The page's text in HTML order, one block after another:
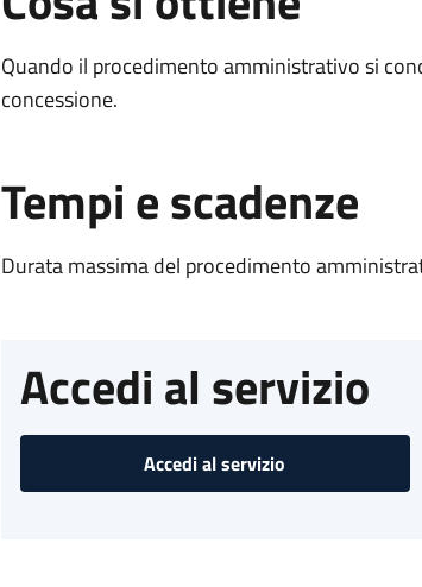
Quando il procedimento amministrativo si
concessione.
Tempi e scadenze
Durata massima del procedimento
Accedi al servizio
Accedi al servizio